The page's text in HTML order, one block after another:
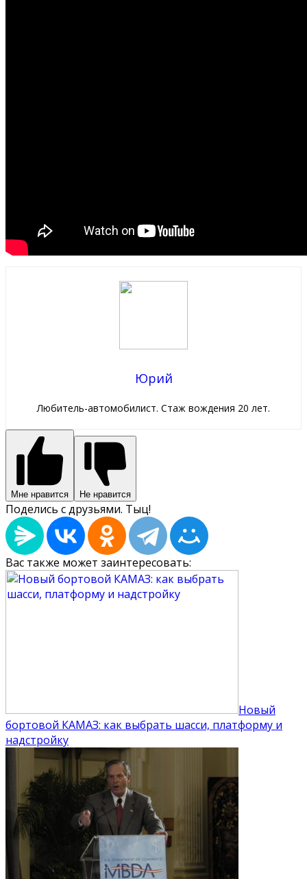
Юрий
Любитель-автомобилист. Стаж вождения 20 лет.
Мне нравится Не нравится
Поделись с друзьями. Тыц!
Вас также может заинтересовать:
Новый
бортовой КАМАЗ: как выбрать шасси, платформу и
надстройку